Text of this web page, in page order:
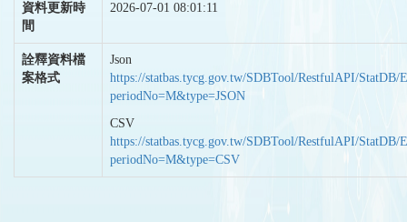
資料更新時
間
2026-07-01 08:01:11
詮釋資料檔
案格式
Json
https://statbas.tycg.gov.tw/SDBTool/RestfulAPI/StatDB/
periodNo=M&type=JSON
CSV
https://statbas.tycg.gov.tw/SDBTool/RestfulAPI/StatDB/
periodNo=M&type=CSV